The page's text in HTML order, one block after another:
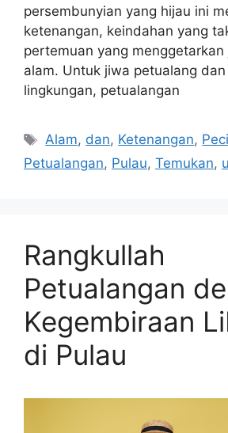
persembunyian yang hijau ini
ketenangan, keindahan yang
pertemuan yang
alam. Untuk jiwa petualang
lingkungan, petualangan
Tags
Alam, dan, Ketenangan,
Petualangan, Pulau, Temukan,
Rangkullah
Petualangan
Kegembiraan
di Pulau